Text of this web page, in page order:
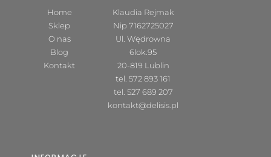
Home
Sklep
O nas
Blog
Kontakt
Klaudia Rejmak
Nip 7162725027
Ul. Wędrowna
6lok.95
20-819 Lublin
tel.572 893 161
tel. 527 689 207
kontakt@delisis.pl